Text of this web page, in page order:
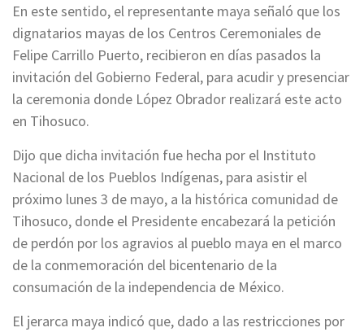
En este sentido, el representante maya señaló que los
dignatarios mayas de los Centros Ceremoniales de
Felipe Carrillo Puerto, recibieron en días pasados la
invitación del Gobierno Federal, para acudir y presenciar
la ceremonia donde López Obrador realizará este acto
en Tihosuco.
Dijo que dicha invitación fue hecha por el Instituto
Nacional de los Pueblos Indígenas, para asistir el
próximo lunes 3 de mayo, a la histórica comunidad de
Tihosuco, donde el Presidente encabezará la petición
de perdón por los agravios al pueblo maya en el marco
de la conmemoración del bicentenario de la
consumación de la independencia de México.
El jerarca maya indicó que, dado a las restricciones por